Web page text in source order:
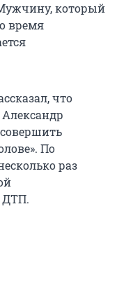
который
время
что
По
раз
ДТП.